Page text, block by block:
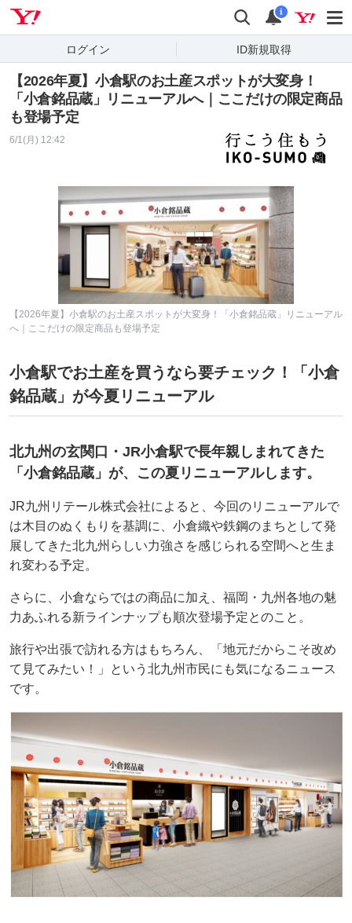
検索 通知
i
ログイン ID新規取得
【2026年夏】小倉駅のお土産スポットが大変身！
「小倉銘品蔵」リニューアルへ｜ここだけの限定商品
も登場予定
6/1(月) 12:42
【2026年夏】小倉駅のお土産スポットが大変身！「小倉銘品蔵」リニューアル
へ｜ここだけの限定商品も登場予定
小倉駅でお土産を買うなら要チェック！「小倉
銘品蔵」が今夏リニューアル
北九州の玄関口・JR小倉駅で長年親しまれてきた
「小倉銘品蔵」が、この夏リニューアルします。
JR九州リテール株式会社によると、今回のリニューアルで
は木目のぬくもりを基調に、小倉織や鉄鋼のまちとして発
展してきた北九州らしい力強さを感じられる空間へと生ま
れ変わる予定。
さらに、小倉ならではの商品に加え、福岡・九州各地の魅
力あふれる新ラインナップも順次登場予定とのこと。
旅行や出張で訪れる方はもちろん、「地元だからこそ改め
て見てみたい！」という北九州市民にも気になるニュース
です。